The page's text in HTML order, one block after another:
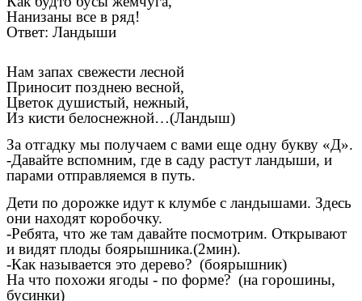
Нанизаны все в ряд!
Ответ: Ландыши
Нам запах свежести лесной
Приносит позднею весной,
Цветок душистый, нежный,
Из кисти белоснежной…(Ландыш)
За отгадку мы получаем с вами еще одну букву «Д».
-Давайте вспомним, где в саду растут ландыши, и
парами отправляемся в путь.
Дети по дорожке идут к клумбе с ландышами. Здесь
они находят коробочку.
-Ребята, что же там давайте посмотрим. Открывают
и видят плоды боярышника.(2мин).
-Как называется это дерево? (боярышник)
На что похожи ягоды - по форме? (на горошины,
бусинки)